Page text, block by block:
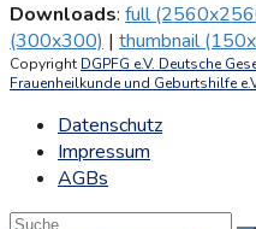
Downloads: full
(300x300) | thumbnail
Copyright DGPFG e.V. Deutsche
Frauenheilkunde und Geburtshilfe
Datenschutz
Impressum
AGBs